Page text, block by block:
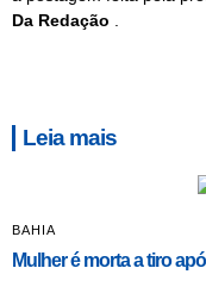
Da Redação
Leia mais
BAHIA
Mulher é morta a tiro